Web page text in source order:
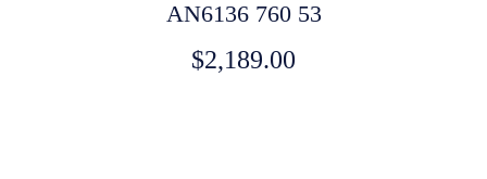
AN6136 760 53
$2,189.00